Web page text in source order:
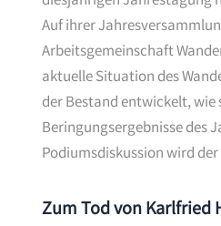
Auf ihrer
Arbeitsgemeinschaft
aktuelle Situation des
der Bestand entwickelt, wie
Beringungsergebnisse des
Podiumsdiskussion wird der
Zum Tod von Karlfried